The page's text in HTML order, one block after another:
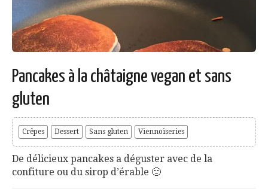
Pancakes à la châtaigne vegan et sans
gluten
Crêpes Dessert Sans gluten Viennoiseries
De délicieux pancakes a déguster avec de la
confiture ou du sirop d’érable 🙂